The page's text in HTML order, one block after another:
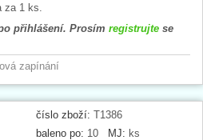
za 1 ks.
přihlášení. Prosím registrujte se
zapínání
číslo zboží: T1386
baleno po: 10 MJ: ks